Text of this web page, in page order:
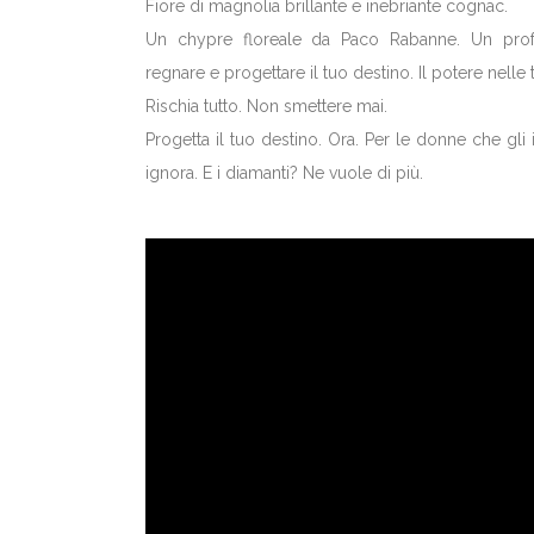
Fiore di magnolia brillante e inebriante cognac.
Un chypre floreale da Paco Rabanne. Un
regnare e progettare il tuo destino. Il potere nelle
Rischia tutto. Non smettere mai.
Progetta il tuo destino. Ora. Per le donne che gli
ignora. E i diamanti? Ne vuole di più.